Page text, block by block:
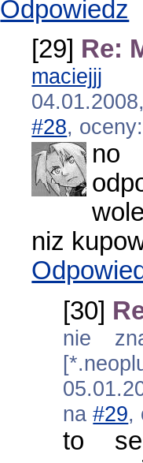
Odpowiedz
[29] Re:
maciejjj
#28,
no
niz
[30]
nie
na#29,
to